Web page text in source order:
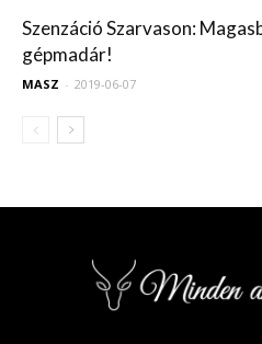
Szenzáció Szarvason:
gépmadár!
MASZ - 2019-06-07